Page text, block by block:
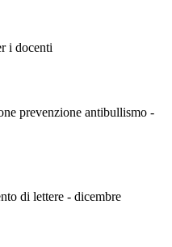
i docenti
prevenzione antibullismo -
di lettere - dicembre